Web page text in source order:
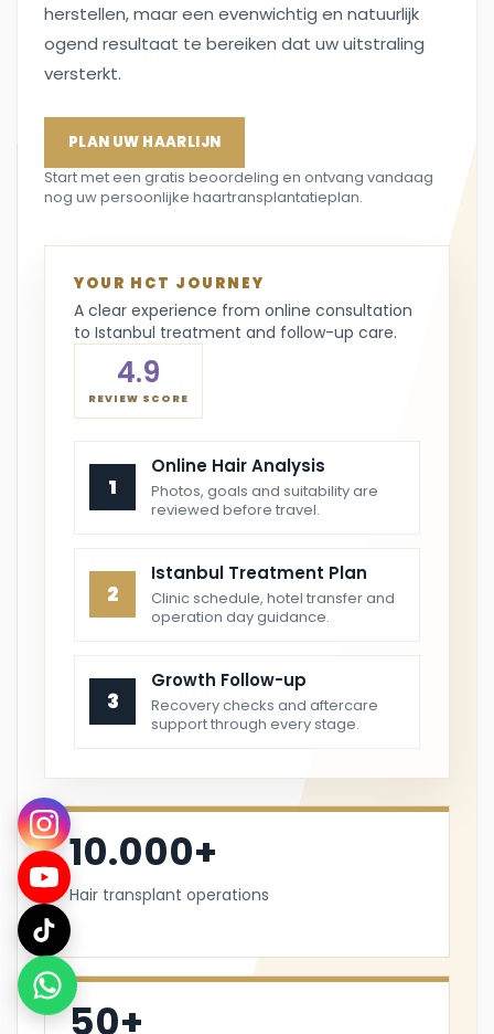
herstellen, maar een evenwichtig en natuurlijk
ogend resultaat te bereiken dat uw uitstraling
versterkt.
PLAN UW HAARLIJN
Start met een gratis beoordeling en ontvang vandaag
nog uw persoonlijke haartransplantatieplan.
YOUR HCT JOURNEY
A clear experience from online consultation
to Istanbul treatment and follow-up care.
4.9
REVIEW SCORE
1
Online Hair Analysis
Photos, goals and suitability are
reviewed before travel.
2
Istanbul Treatment Plan
Clinic schedule, hotel transfer and
operation day guidance.
3
Growth Follow-up
Recovery checks and aftercare
support through every stage.
10.000+
Hair transplant operations
50+